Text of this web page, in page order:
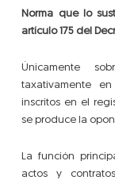
Norma que lo
artículo 175 del
Únicamente
taxativamente
inscritos en el
se produce la
La función
actos y